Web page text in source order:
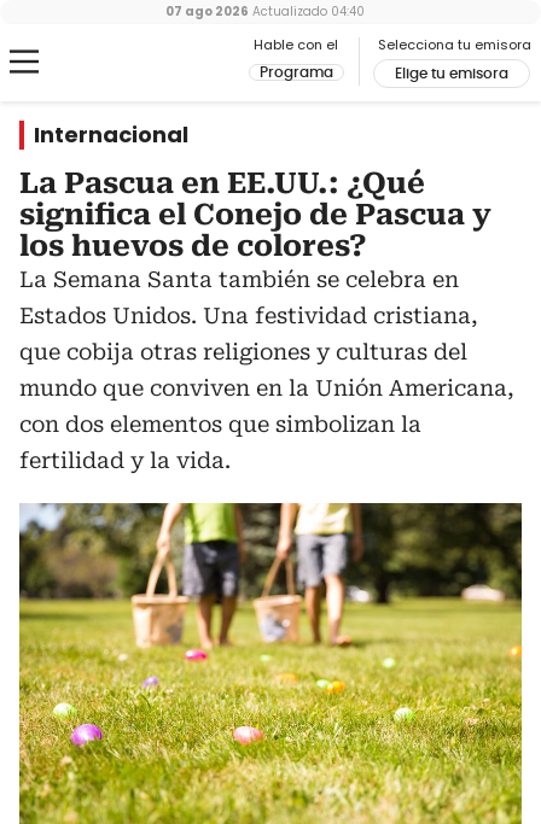
Hable con el
Programa
Selecciona tu emisora
Elige tu emisora
07 ago 2026 Actualizado 04:40
Internacional
La Pascua en EE.UU.: ¿Qué
significa el Conejo de Pascua y
los huevos de colores?
La Semana Santa también se celebra en
Estados Unidos. Una festividad cristiana,
que cobija otras religiones y culturas del
mundo que conviven en la Unión Americana,
con dos elementos que simbolizan la
fertilidad y la vida.